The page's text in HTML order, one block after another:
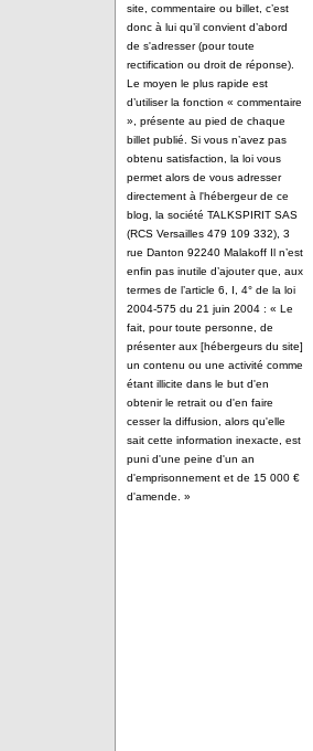
site, commentaire ou billet, c’est
donc à lui qu’il convient d’abord
de s'adresser (pour toute
rectification ou droit de réponse).
Le moyen le plus rapide est
d’utiliser la fonction « commentaire
», présente au pied de chaque
billet publié. Si vous n’avez pas
obtenu satisfaction, la loi vous
permet alors de vous adresser
directement à l'hébergeur de ce
blog, la société TALKSPIRIT SAS
(RCS Versailles 479 109 332), 3
rue Danton 92240 Malakoff Il n’est
enfin pas inutile d’ajouter que, aux
termes de l’article 6, I, 4° de la loi
2004-575 du 21 juin 2004 : « Le
fait, pour toute personne, de
présenter aux [hébergeurs du site]
un contenu ou une activité comme
étant illicite dans le but d'en
obtenir le retrait ou d'en faire
cesser la diffusion, alors qu'elle
sait cette information inexacte, est
puni d'une peine d'un an
d'emprisonnement et de 15 000 €
d'amende. »